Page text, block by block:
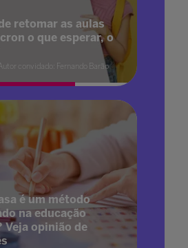
retomar as aulas
o que esperar, o
Autor convidado: Fernando Barão
é um método
na educação
Veja opinião de